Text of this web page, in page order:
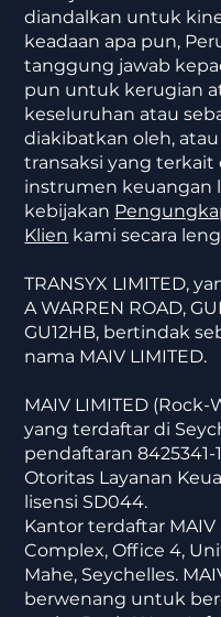
diandalkan untuk
keadaan apa pun,
tanggung jawab
pun untuk kerugian
keseluruhan atau
diakibatkan oleh,
transaksi yang terkait
instrumen keuangan
kebijakan
Klien kami secara
TRANSYX LIMITED,
A WARREN ROAD,
GU12HB, bertindak
nama MAIV LIMITED.
MAIV LIMITED
yang terdaftar di
pendaftaran
Otoritas Layanan
lisensi SD044.
Kantor terdaftar MAIV
Complex, Office 4,
Mahe, Seychelles.
berwenang untuk